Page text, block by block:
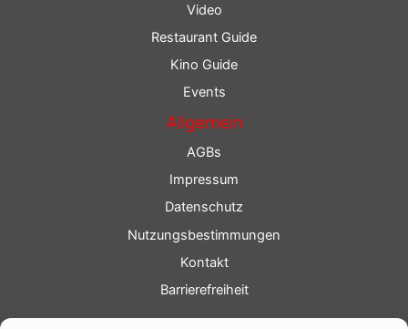
Video
Restaurant Guide
Kino Guide
Events
Allgemein
AGBs
Impressum
Datenschutz
Nutzungsbestimmungen
Kontakt
Barrierefreiheit